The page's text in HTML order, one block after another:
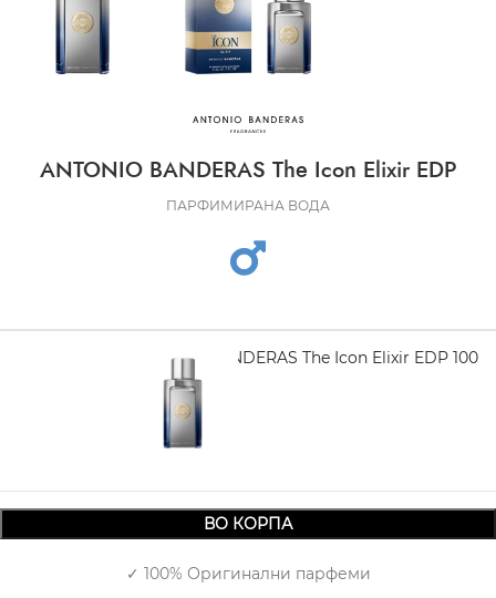
ANTONIO BANDERAS The Icon Elixir EDP
ПАРФИМИРАНА ВОДА
ANTONIO BANDERAS The Icon Elixir EDP 100
1.700,00
ВО КОРПА
✓ 100% Оригинални парфеми